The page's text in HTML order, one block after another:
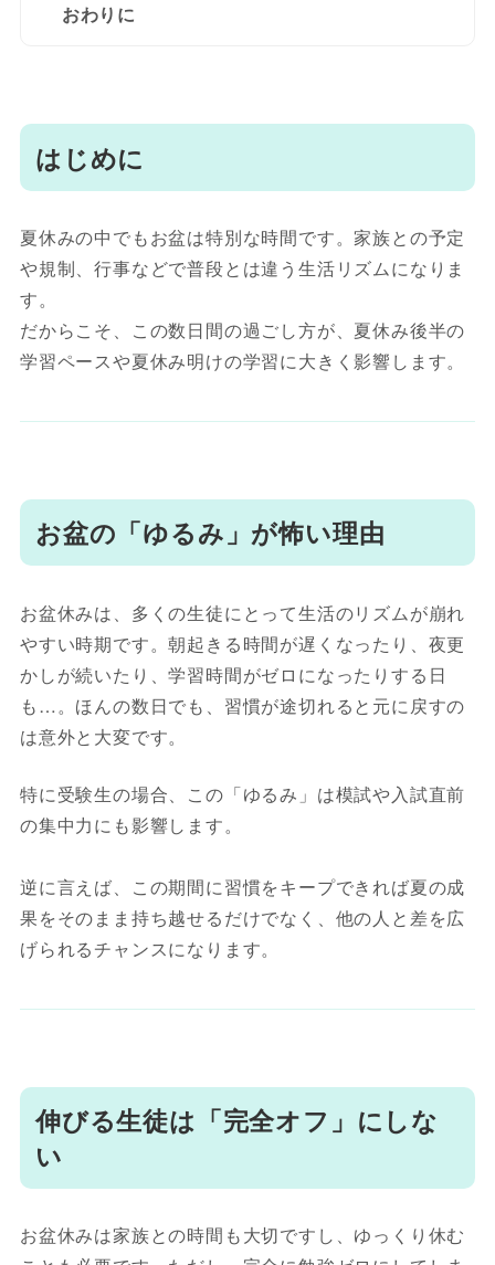
おわりに
はじめに
夏休みの中でもお盆は特別な時間です。家族との予定
や規制、行事などで普段とは違う生活リズムになりま
す。
だからこそ、この数日間の過ごし方が、夏休み後半の
学習ペースや夏休み明けの学習に大きく影響します。
お盆の「ゆるみ」が怖い理由
お盆休みは、多くの生徒にとって生活のリズムが崩れ
やすい時期です。朝起きる時間が遅くなったり、夜更
かしが続いたり、学習時間がゼロになったりする日
も…。ほんの数日でも、習慣が途切れると元に戻すの
は意外と大変です。
特に受験生の場合、この「ゆるみ」は模試や入試直前
の集中力にも影響します。
逆に言えば、この期間に習慣をキープできれば夏の成
果をそのまま持ち越せるだけでなく、他の人と差を広
げられるチャンスになります。
伸びる生徒は「完全オフ」にしな
い
お盆休みは家族との時間も大切ですし、ゆっくり休む